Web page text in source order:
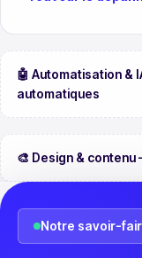
🤖 Automatisation &
automatiques
🎨 Design &
Notre savoir-